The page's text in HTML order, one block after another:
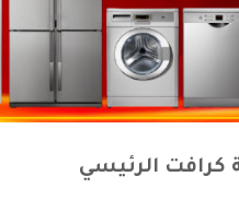
كرافت الرئيسي